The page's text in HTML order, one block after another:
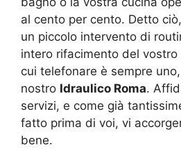
al cento per cento. Detto
un piccolo intervento di
intero rifacimento del
cui telefonare è sempre
nostro Idraulico Roma.
servizi, e come già
fatto prima di voi, vi
bene.